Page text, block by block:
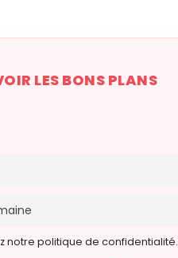
LES BONS PLANS
notre politique de confidentialité.